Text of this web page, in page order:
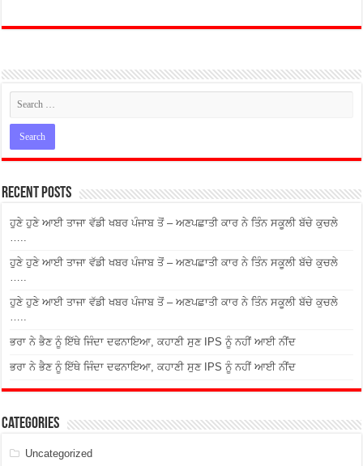
Recent Posts
ਹੁਣੇ ਹੁਣੇ ਆਈ ਤਾਜਾ ਵੱਡੀ ਖਬਰ ਪੰਜਾਬ ਤੋਂ – ਅਣਪਛਾਤੀ ਕਾਰ ਨੇ ਤਿੰਨ ਸਕੂਲੀ ਬੱਚੇ ਕੁਚਲੇ
ਹੁਣੇ ਹੁਣੇ ਆਈ ਤਾਜਾ ਵੱਡੀ ਖਬਰ ਪੰਜਾਬ ਤੋਂ – ਅਣਪਛਾਤੀ ਕਾਰ ਨੇ ਤਿੰਨ ਸਕੂਲੀ ਬੱਚੇ ਕੁਚਲੇ
ਹੁਣੇ ਹੁਣੇ ਆਈ ਤਾਜਾ ਵੱਡੀ ਖਬਰ ਪੰਜਾਬ ਤੋਂ – ਅਣਪਛਾਤੀ ਕਾਰ ਨੇ ਤਿੰਨ ਸਕੂਲੀ ਬੱਚੇ ਕੁਚਲੇ
ਭਰਾ ਨੇ ਭੈਣ ਨੂੰ ਇੱਥੇ ਜਿੰਦਾ ਦਫਨਾਇਆ, ਕਹਾਣੀ ਸੁਣ IPS ਨੂੰ ਨਹੀਂ ਆਈ ਨੀਂਦ
ਭਰਾ ਨੇ ਭੈਣ ਨੂੰ ਇੱਥੇ ਜਿੰਦਾ ਦਫਨਾਇਆ, ਕਹਾਣੀ ਸੁਣ IPS ਨੂੰ ਨਹੀਂ ਆਈ ਨੀਂਦ
Categories
Uncategorized